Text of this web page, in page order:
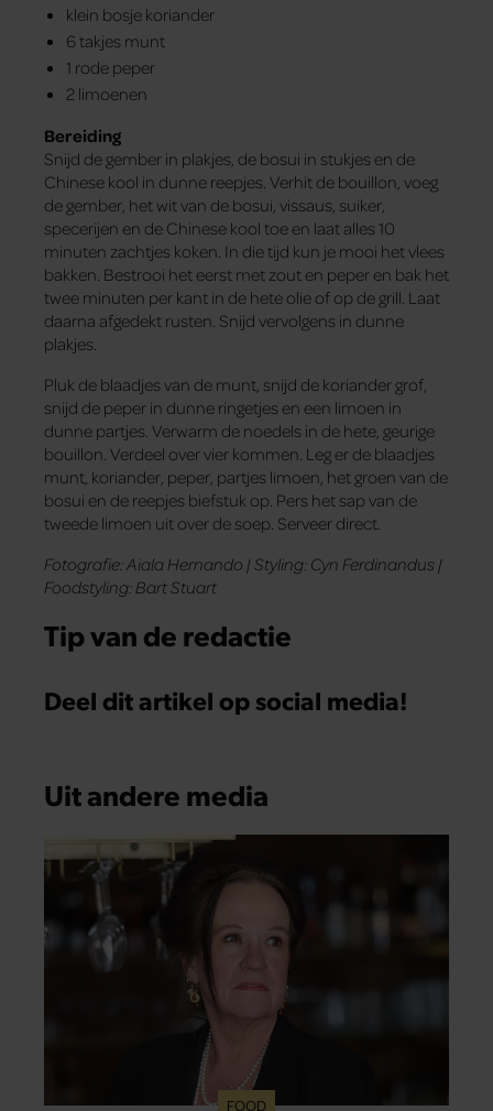
klein bosje koriander
6 takjes munt
1 rode peper
2 limoenen
Bereiding
Snijd de gember in plakjes, de bosui in stukjes en de
Chinese kool in dunne reepjes. Verhit de bouillon, voeg
de gember, het wit van de bosui, vissaus, suiker,
specerijen en de Chinese kool toe en laat alles 10
minuten zachtjes koken. In die tijd kun je mooi het vlees
bakken. Bestrooi het eerst met zout en peper en bak het
twee minuten per kant in de hete olie of op de grill. Laat
daarna afgedekt rusten. Snijd vervolgens in dunne
plakjes.
Pluk de blaadjes van de munt, snijd de koriander grof,
snijd de peper in dunne ringetjes en een limoen in
dunne partjes. Verwarm de noedels in de hete, geurige
bouillon. Verdeel over vier kommen. Leg er de blaadjes
munt, koriander, peper, partjes limoen, het groen van de
bosui en de reepjes biefstuk op. Pers het sap van de
tweede limoen uit over de soep. Serveer direct.
Fotografie: Aiala Hernando | Styling: Cyn Ferdinandus |
Foodstyling: Bart Stuart
Tip van de redactie
Deel dit artikel op social media!
Uit andere media
FOOD